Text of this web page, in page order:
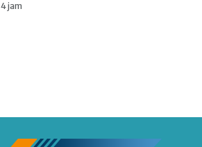
4 jam